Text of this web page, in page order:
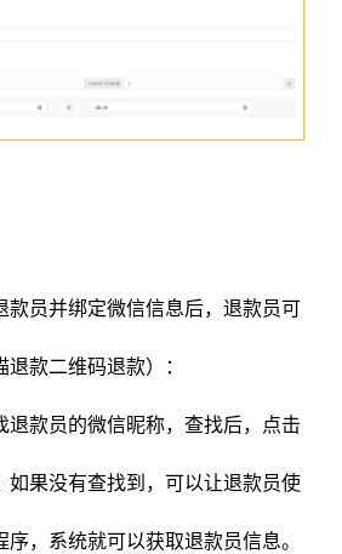
款员并绑定微信信息后，退款员可
款二维码退款）：
退款员的微信昵称，查找后，点击
如果没有查找到，可以让退款员使
，系统就可以获取退款员信息。